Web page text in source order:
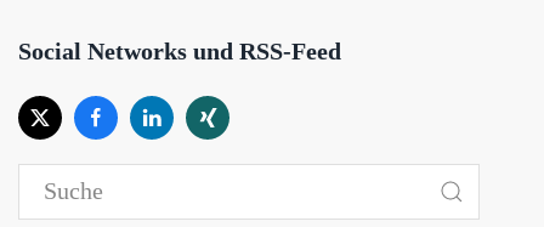
Social Networks und RSS-Feed